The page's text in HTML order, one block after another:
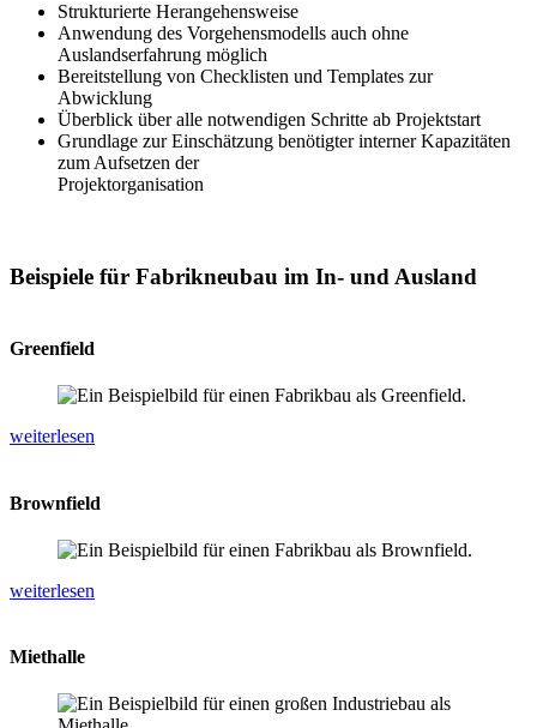
Strukturierte Herangehensweise
Anwendung des Vorgehensmodells auch ohne
Auslandserfahrung möglich
Bereitstellung von Checklisten und Templates zur
Abwicklung
Überblick über alle notwendigen Schritte ab Projektstart
Grundlage zur Einschätzung benötigter interner Kapazitäten
zum Aufsetzen der
Projektorganisation
Beispiele für Fabrikneubau im In- und Ausland
Greenfield
weiterlesen
Brownfield
weiterlesen
Miethalle